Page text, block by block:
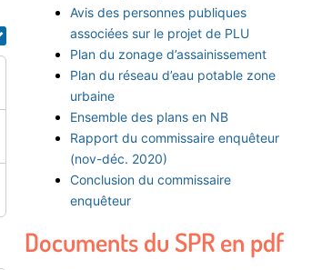
Avis des personnes publiques
associées sur le projet de PLU
Plan du zonage d’assainissement
Plan du réseau d’eau potable zone
urbaine
Ensemble des plans en NB
Rapport du commissaire enquêteur
(nov-déc. 2020)
Conclusion du commissaire
enquêteur
Documents du SPR en pdf